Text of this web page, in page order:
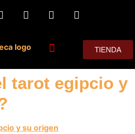
TIENDA
tarot egipcio y